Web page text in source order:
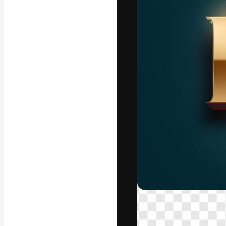
La plataforma
trabajo. Más
entre